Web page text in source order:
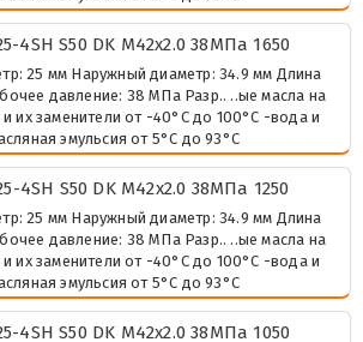
4SH S50 DK М42х2.0 38МПа 1650
25 мм Наружный диаметр: 34.9 мм Длина
давление: 38 МПа Разр.. ..ые масла на
их заменители от -40°C до 100°C -вода и
эмульсия от 5°C до 93°C
4SH S50 DK М42х2.0 38МПа 1250
25 мм Наружный диаметр: 34.9 мм Длина
давление: 38 МПа Разр.. ..ые масла на
их заменители от -40°C до 100°C -вода и
эмульсия от 5°C до 93°C
4SH S50 DK М42х2.0 38МПа 1050